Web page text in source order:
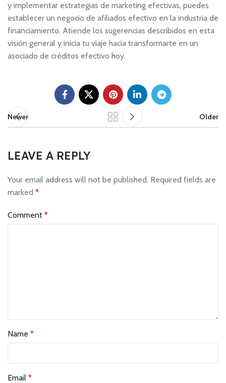
y implementar estrategias de marketing efectivas, puedes
establecer un negocio de afiliados efectivo en la industria de
financiamiento. Atiende los sugerencias describidos en esta
visión general y inicia tu viaje hacia transformarte en un
asociado de créditos efectivo hoy.
Newer Older
LEAVE A REPLY
Your email address will not be published. Required fields are
marked *
Comment *
Name *
Email *